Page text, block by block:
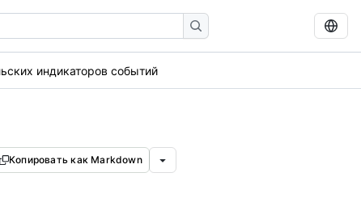
индикаторов событий
Копировать как Markdown